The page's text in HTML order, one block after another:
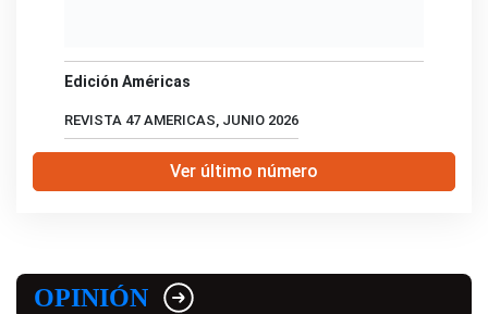
Edición Américas
REVISTA 47 AMERICAS, JUNIO 2026
Ver último número
OPINIÓN